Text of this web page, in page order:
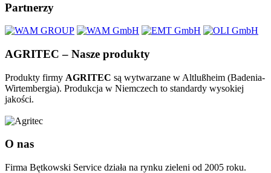
Partnerzy
AGRITEC – Nasze produkty
Produkty firmy AGRITEC są wytwarzane w Altlußheim (Badenia-
Wirtembergia). Produkcja w Niemczech to standardy wysokiej
jakości.
O nas
Firma Bętkowski Service działa na rynku zieleni od 2005 roku.